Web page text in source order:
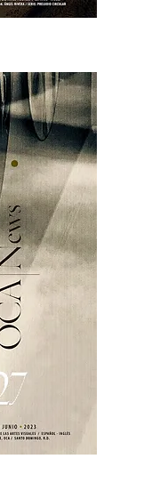
Septiembre, 2023